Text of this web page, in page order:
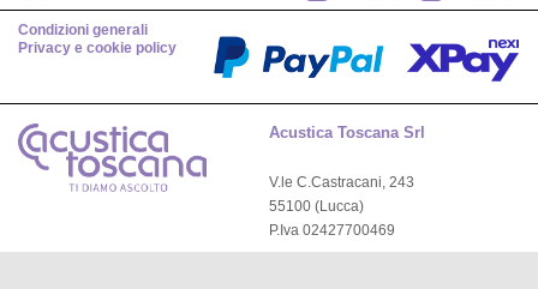
Condizioni generali
Privacy e cookie policy
Acustica Toscana Srl
V.le C.Castracani, 243
55100 (Lucca)
P.Iva 02427700469